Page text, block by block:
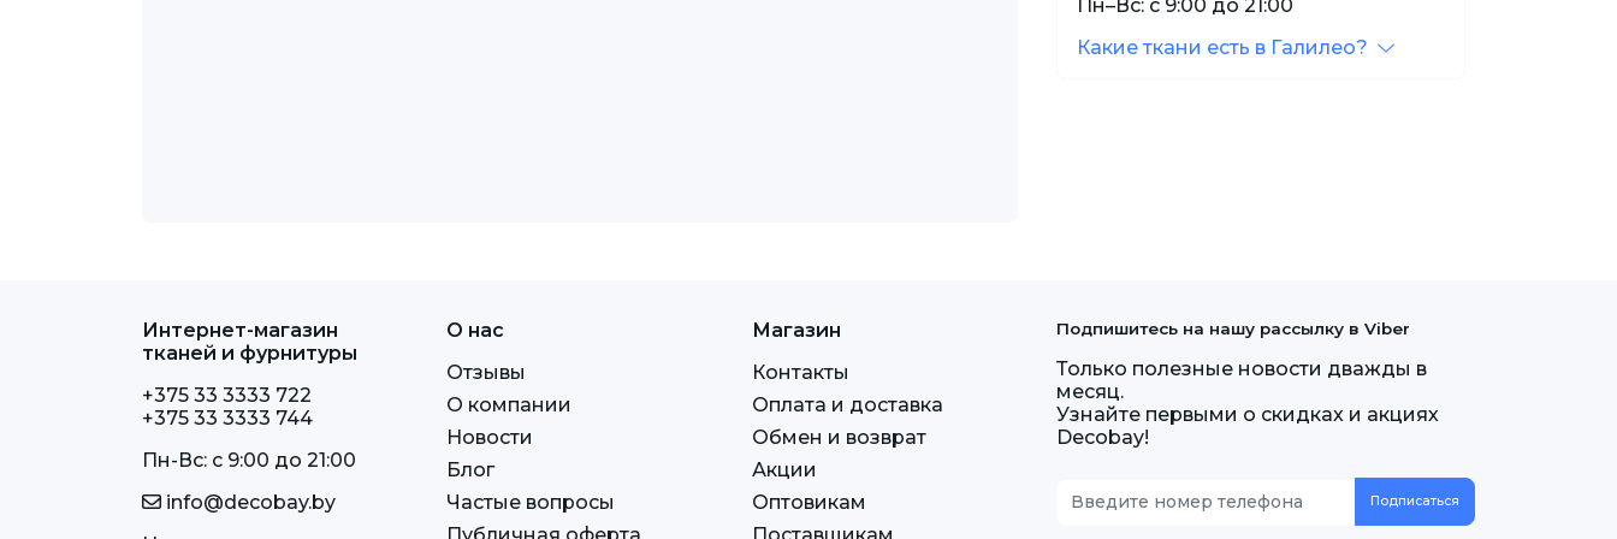
Пн–Вс: с 9:00 до 21:00
Какие ткани есть в Галилео?
Интернет-магазин
тканей и фурнитуры
+375 33 3333 722
+375 33 3333 744
Пн-Вс: c 9:00 до 21:00
info@decobay.by
О нас
Отзывы
О компании
Новости
Блог
Частые вопросы
Магазин
Контакты
Оплата и доставка
Обмен и возврат
Акции
Оптовикам
Подпишитесь на нашу рассылку в Viber
Только полезные новости дважды в
месяц.
Узнайте первыми о скидках и акциях
Decobay!